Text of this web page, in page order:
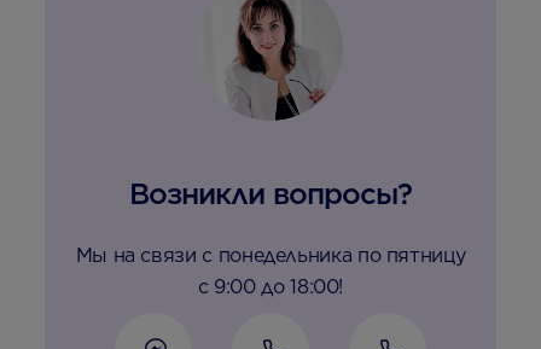
Возникли вопросы?
Мы на связи с понедельника по пятницу
с 9:00 до 18:00!